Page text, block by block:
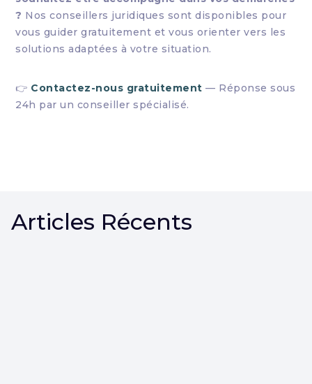
? Nos conseillers juridiques sont disponibles pour
vous guider gratuitement et vous orienter vers les
solutions adaptées à votre situation.
👉 Contactez-nous gratuitement — Réponse sous
24h par un conseiller spécialisé.
Articles Récents